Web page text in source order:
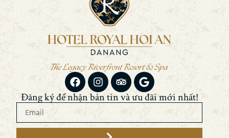
Đăng ký để nhận bản tin và ưu đãi mới nhất!